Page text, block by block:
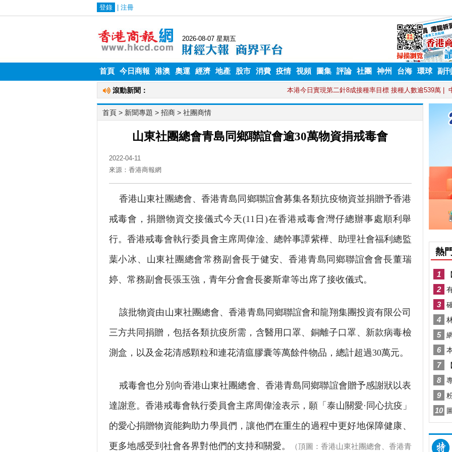
首頁 今日商報 港澳 奧運 經濟 地產 股市 消費 疫情 視頻 圖集 評論 社團 神州 台海 環球 副刊
首頁 > 新聞專題 > 招商 > 社團商情
山東社團總會青島同鄉聯誼會逾30萬物資捐戒毒會
2022-04-11
來源：香港商報網
香港山東社團總會、香港青島同鄉聯誼會募集各類抗疫物資並捐贈予香港
戒毒會，捐贈物資交接儀式今天(11日)在香港戒毒會灣仔總辦事處順利舉
行。香港戒毒會執行委員會主席周偉淦、總幹事譚紫樺、助理社會福利總監
葉小冰、山東社團總會常務副會長于健安、香港青島同鄉聯誼會會長董瑞
婷、常務副會長張玉強，青年分會會長麥斯韋等出席了接收儀式。
該批物資由山東社團總會、香港青島同鄉聯誼會和龍翔集團投資有限公司
三方共同捐贈，包括各類抗疫所需，含醫用口罩、銅離子口罩、新款病毒檢
測盒，以及金花清感顆粒和連花清瘟膠囊等萬餘件物品，總計超過30萬元。
戒毒會也分別向香港山東社團總會、香港青島同鄉聯誼會贈予感謝狀以表
達謝意。香港戒毒會執行委員會主席周偉淦表示，願「泰山關愛·同心抗疫」
的愛心捐贈物資能夠助力學員們，讓他們在重生的過程中更好地保障健康、
更多地感受到社會各界對他們的支持和關愛。
（頂圖：香港山東社團總會、香港青